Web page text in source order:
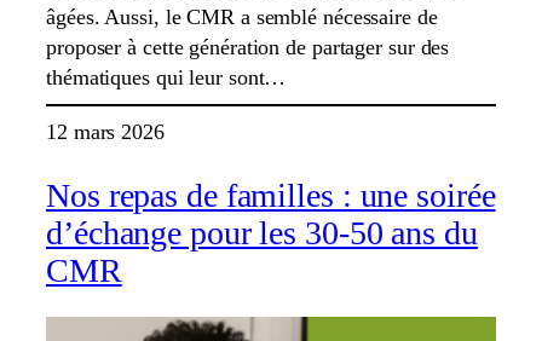
âgées. Aussi, le CMR a semblé nécessaire de
proposer à cette génération de partager sur des
thématiques qui leur sont…
12 mars 2026
Nos repas de familles : une soirée
d’échange pour les 30-50 ans du
CMR